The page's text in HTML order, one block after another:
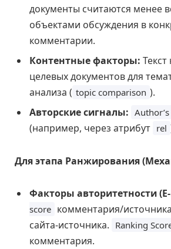
документы считаются менее
объектами обсуждения в
комментарии.
Контентные факторы:
целевых документов для
анализа ( topic comparison ).
Авторские сигналы:
(например, через атрибут rel
Для этапа Ранжирования
Факторы авторитетности (E-
score комментария/
сайта-источника. Ranking
комментария.